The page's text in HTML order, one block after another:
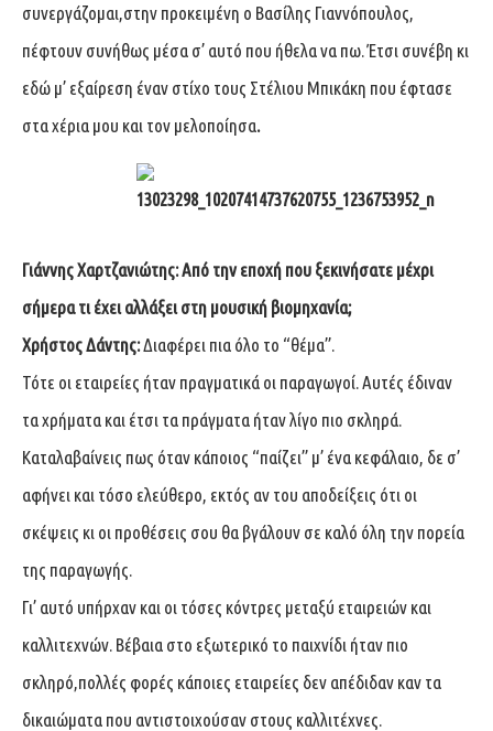
συνεργάζομαι,στην προκειμένη ο Βασίλης Γιαννόπουλος,
πέφτουν συνήθως μέσα σ’ αυτό που ήθελα να πω. Έτσι συνέβη κι
εδώ μ’ εξαίρεση έναν στίχο τους Στέλιου Μπικάκη που έφτασε
στα χέρια μου και τον μελοποίησα.
Γιάννης Χαρτζανιώτης: Από την εποχή που ξεκινήσατε μέχρι
σήμερα τι έχει αλλάξει στη μουσική βιομηχανία;
Χρήστος Δάντης:Διαφέρει πια όλο το “θέμα”.
Τότε οι εταιρείες ήταν πραγματικά οι παραγωγοί. Αυτές έδιναν
τα χρήματα και έτσι τα πράγματα ήταν λίγο πιο σκληρά.
Καταλαβαίνεις πως όταν κάποιος “παίζει” μ’ ένα κεφάλαιο, δε σ’
αφήνει και τόσο ελεύθερο, εκτός αν του αποδείξεις ότι οι
σκέψεις κι οι προθέσεις σου θα βγάλουν σε καλό όλη την πορεία
της παραγωγής.
Γι’ αυτό υπήρχαν και οι τόσες κόντρες μεταξύ εταιρειών και
καλλιτεχνών. Βέβαια στο εξωτερικό το παιχνίδι ήταν πιο
σκληρό,πολλές φορές κάποιες εταιρείες δεν απέδιδαν καν τα
δικαιώματα που αντιστοιχούσαν στους καλλιτέχνες.